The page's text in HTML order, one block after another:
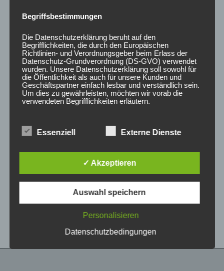
Bewertet
mit
5
19×8,5 ET35 5×112
450,00€ *
19×8 ET40 5×112
Brushed Bronze
425,00€ *
Bewertet
von
5
Begriffsbestimmungen
Die Datenschutzerklärung beruht auf den
Begrifflichkeiten, die durch den Europäischen
Richtlinien- und Verordnungsgeber beim Erlass der
Datenschutz-Grundverordnung (DS-GVO) verwendet
wurden. Unsere Datenschutzerklärung soll sowohl für
die Öffentlichkeit als auch für unsere Kunden und
Geschäftspartner einfach lesbar und verständlich sein.
Um dies zu gewährleisten, möchten wir vorab die
verwendeten Begrifflichkeiten erläutern.
Wir verwenden in dieser Datenschutzerklärung
unter anderem die folgenden Begriffe:
Personenbezogene Daten sind alle
identifizierbare natürliche Person (im Folgenden
wird eine natürliche Person angesehen, die
Essenziell Externe Dienste
✓ Akzeptieren
Auswahl speichern
Personalisieren
Datenschutzbedingungen